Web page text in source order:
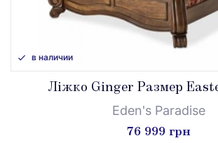
в наличии
Ліжко Ginger Размер
Eden's Paradise
76 999 грн